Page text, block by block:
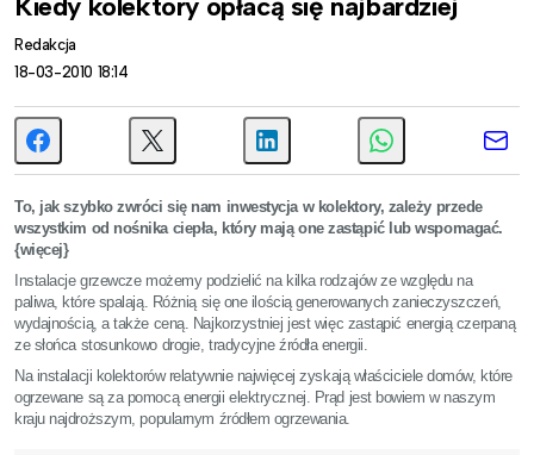
Redakcja
18-03-2010 18:14
To, jak szybko zwróci się nam inwestycja w kolektory, zależy przede
wszystkim od nośnika ciepła, który mają one zastąpić lub wspomagać.
{więcej}
Instalacje grzewcze możemy podzielić na kilka rodzajów ze względu na
paliwa, które spalają. Różnią się one ilością generowanych zanieczyszczeń,
wydajnością, a także ceną. Najkorzystniej jest więc zastąpić energią czerpaną
ze słońca stosunkowo drogie, tradycyjne źródła energii.
Na instalacji kolektorów relatywnie najwięcej zyskają właściciele domów, które
ogrzewane są za pomocą energii elektrycznej. Prąd jest bowiem w naszym
kraju najdroższym, popularnym źródłem ogrzewania.